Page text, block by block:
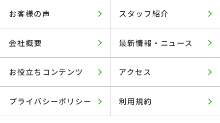
お客様の声 スタッフ紹介
会社概要 最新情報・ニュース
お役立ちコンテンツ アクセス
プライバシーポリシー 利用規約